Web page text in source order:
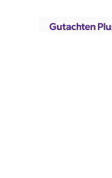
StartseiteStandorte